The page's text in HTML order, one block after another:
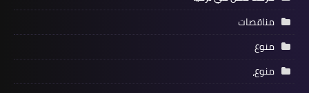
مناقصات
منوع
منوع،